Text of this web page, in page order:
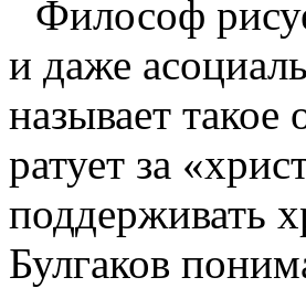
Философ
и даже
называет
ратует за
поддерживать
Булгаков